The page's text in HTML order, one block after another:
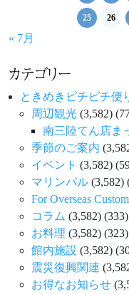
25 26
« 7月
カテゴリー
ときめきピチピチ便
周辺観光 (3,582)
南三陸てん店ま
季節のご案内
イベント (3,582)
マリンパル (3,582)
For Overseas
コラム (3,582) (333)
お料理 (3,582) (323)
館内施設 (3,582)
震災復興関連
お得なお知らせ